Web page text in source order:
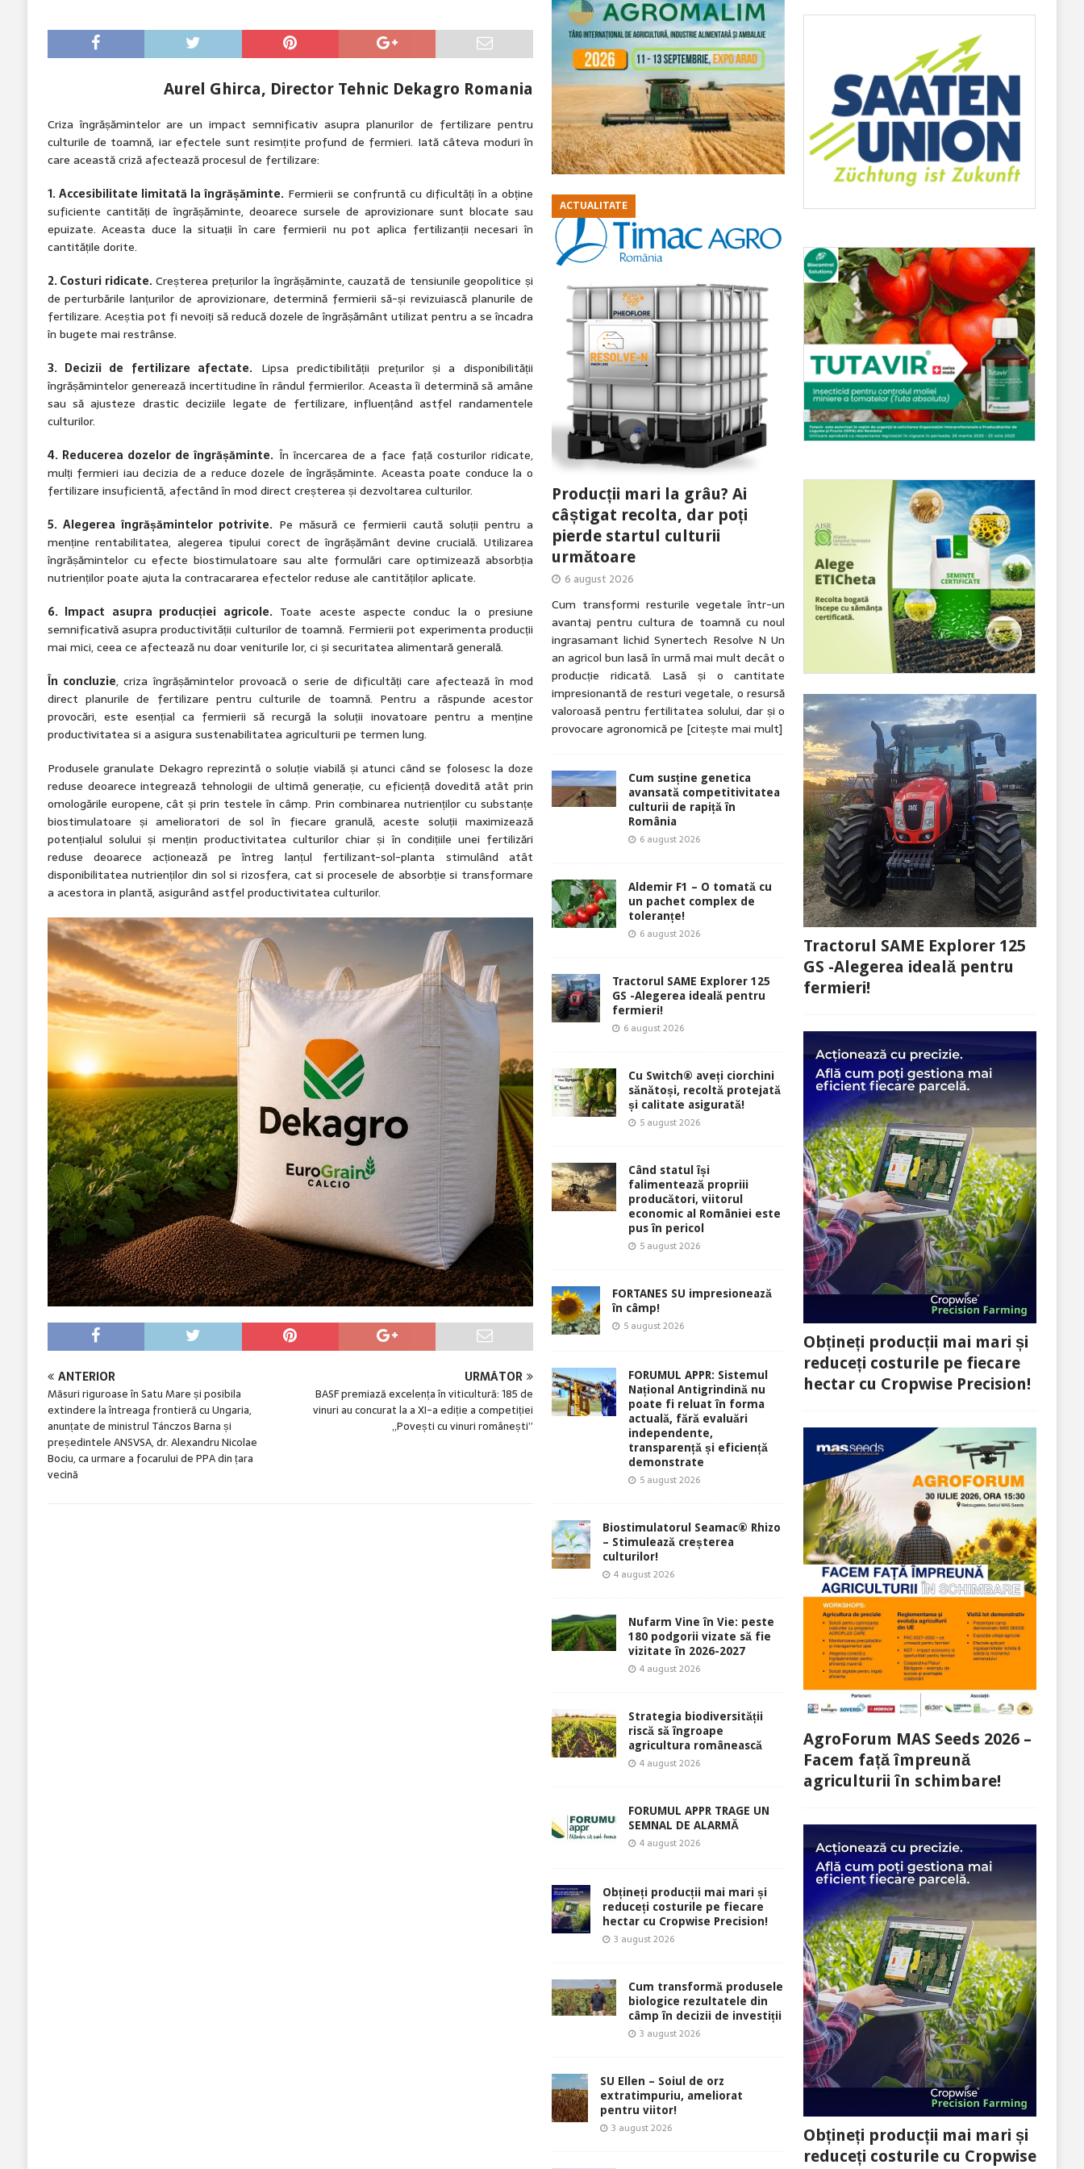
Aurel Ghirca, Director Tehnic Dekagro Romania
Criza îngrășămintelor are un impact semnificativ asupra planurilor de fertilizare pentru
culturile de toamnă, iar efectele sunt resimțite profund de fermieri. Iată câteva moduri în
care această criză afectează procesul de fertilizare:
1. Accesibilitate limitată la îngrășăminte.Fermierii se confruntă cu dificultăți în a obține
suficiente cantități de îngrășăminte, deoarece sursele de aprovizionare sunt blocate sau
epuizate. Aceasta duce la situații în care fermierii nu pot aplica fertilizanții necesari în
cantitățile dorite.
2. Costuri ridicate.Creșterea prețurilor la îngrășăminte, cauzată de tensiunile geopolitice și
de perturbările lanțurilor de aprovizionare, determină fermierii să-și revizuiască planurile de
fertilizare. Aceștia pot fi nevoiți să reducă dozele de îngrășământ utilizat pentru a se încadra
în bugete mai restrânse.
3. Decizii de fertilizare afectate. Lipsa predictibilității prețurilor și a disponibilității
îngrășămintelor generează incertitudine în rândul fermierilor. Aceasta îi determină să amâne
sau să ajusteze drastic deciziile legate de fertilizare, influențând astfel randamentele
culturilor.
4. Reducerea dozelor de îngrășăminte. În încercarea de a face față costurilor ridicate,
mulți fermieri iau decizia de a reduce dozele de îngrășăminte. Aceasta poate conduce la o
fertilizare insuficientă, afectând în mod direct creșterea și dezvoltarea culturilor.
5. Alegerea îngrășămintelor potrivite.Pe măsură ce fermierii caută soluții pentru a
menține rentabilitatea, alegerea tipului corect de îngrășământ devine crucială. Utilizarea
îngrășămintelor cu efecte biostimulatoare sau alte formulări care optimizează absorbția
nutrienților poate ajuta la contracararea efectelor reduse ale cantităților aplicate.
6. Impact asupra producției agricole.Toate aceste aspecte conduc la o presiune
semnificativă asupra productivității culturilor de toamnă. Fermierii pot experimenta producții
mai mici, ceea ce afectează nu doar veniturile lor, ci și securitatea alimentară generală.
În concluzie, criza îngrășămintelor provoacă o serie de dificultăți care afectează în mod
direct planurile de fertilizare pentru culturile de toamnă. Pentru a răspunde acestor
provocări, este esențial ca fermierii să recurgă la soluții inovatoare pentru a menține
productivitatea si a asigura sustenabilitatea agriculturii pe termen lung.
Produsele granulate Dekagro reprezintă o soluție viabilă și atunci când se folosesc la doze
reduse deoarece integrează tehnologii de ultimă generație, cu eficiență dovedită atât prin
omologările europene, cât și prin testele în câmp. Prin combinarea nutrienților cu substanțe
biostimulatoare și amelioratori de sol în fiecare granulă, aceste soluții maximizează
potențialul solului și mențin productivitatea culturilor chiar și în condițiile unei fertilizări
reduse deoarece acționează pe întreg lanțul fertilizant-sol-planta stimulând atât
disponibilitatea nutrienților din sol si rizosfera, cat si procesele de absorbție si transformare
a acestora in plantă, asigurând astfel productivitatea culturilor.
ANTERIOR
Măsuri riguroase în Satu Mare și posibila
extindere la întreaga frontieră cu Ungaria,
anunțate de ministrul Tánczos Barna și
președintele ANSVSA, dr. Alexandru Nicolae
Bociu, ca urmare a focarului de PPA din țara
vecină
URMĂTOR
BASF premiază excelența în viticultură: 185 de
vinuri au concurat la a XI-a ediție a competiției
„Povești cu vinuri românești”
ACTUALITATE
Producții mari la grâu? Ai
câștigat recolta, dar poți
pierde startul culturii
următoare
6 august 2026
Cum transformi resturile vegetale într-un
avantaj pentru cultura de toamnă cu noul
ingrasamant lichid Synertech Resolve N Un
an agricol bun lasă în urmă mai mult decât o
producție ridicată. Lasă și o cantitate
impresionantă de resturi vegetale, o resursă
valoroasă pentru fertilitatea solului, dar și o
provocare agronomică pe [citește mai mult]
Cum susține genetica
avansată competitivitatea
culturii de rapiță în
România
6 august 2026
Aldemir F1 – O tomată cu
un pachet complex de
toleranțe!
6 august 2026
Tractorul SAME Explorer 125
GS -Alegerea ideală pentru
fermieri!
6 august 2026
Cu Switch® aveți ciorchini
sănătoși, recoltă protejată
și calitate asigurată!
5 august 2026
Când statul își
falimentează propriii
producători, viitorul
economic al României este
pus în pericol
5 august 2026
FORTANES SU impresionează
în câmp!
5 august 2026
FORUMUL APPR: Sistemul
Național Antigrindină nu
poate fi reluat în forma
actuală, fără evaluări
independente,
transparență și eficiență
demonstrate
5 august 2026
Biostimulatorul Seamac® Rhizo
– Stimulează creșterea
culturilor!
4 august 2026
Nufarm Vine în Vie: peste
180 podgorii vizate să fie
vizitate în 2026-2027
4 august 2026
Strategia biodiversității
riscă să îngroape
agricultura românească
4 august 2026
FORUMUL APPR TRAGE UN
SEMNAL DE ALARMĂ
4 august 2026
Obțineți producții mai mari și
reduceți costurile pe fiecare
hectar cu Cropwise Precision!
3 august 2026
Cum transformă produsele
biologice rezultatele din
câmp în decizii de investiții
3 august 2026
SU Ellen – Soiul de orz
extratimpuriu, ameliorat
pentru viitor!
3 august 2026
Tractorul SAME Explorer 125
GS -Alegerea ideală pentru
fermieri!
Obțineți producții mai mari și
reduceți costurile pe fiecare
hectar cu Cropwise Precision!
AgroForum MAS Seeds 2026 –
Facem față împreună
agriculturii în schimbare!
Obțineți producții mai mari și
reduceți costurile cu Cropwise